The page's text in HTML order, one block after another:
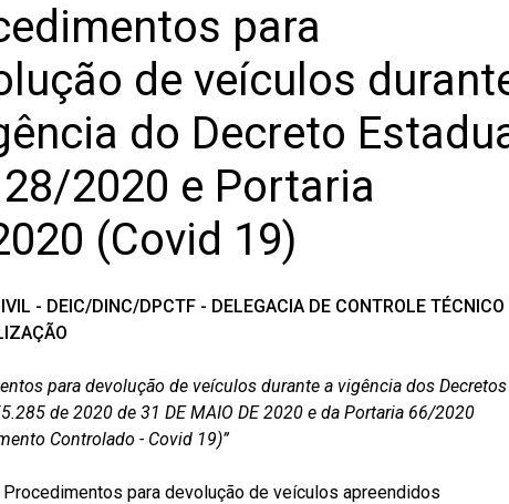
para
de veículos
do Decreto
2020 e Portaria
(Covid 19)
- DEIC/DINC/DPCTF - DELEGACIA DE CONTROLE TÉCNICO
para devolução de veículos durante a vigência dos Decretos
de 2020 de 31 DE MAIO DE 2020 e da Portaria 66/2020
Controlado - Covid 19)”
Procedimentos para devolução de veículos apreendidos